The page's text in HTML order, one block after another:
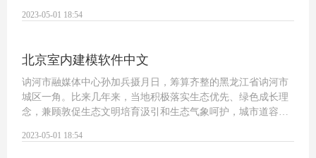
要熟谙D建模的软件，Dmax和Zbrush两款…
2023-05-01 18:54
北京室内建模软件中文
讷河市融媒体中心孙加兵摄月日，筹算齐整的黑龙江省讷河市
城区一角。比来几年来，当地积极落实生态优先、绿色成长理
念，兼顾敦促生态文明培育汲引和生态气象呵护，城市道容日
活跃力不竭增强。来历：经济版权归所有…
2023-05-01 18:54